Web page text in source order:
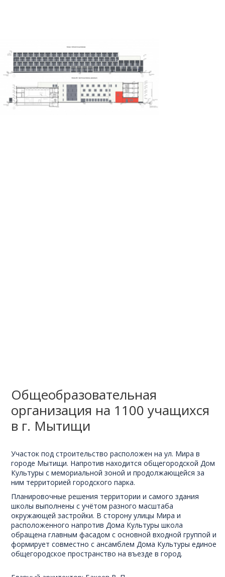
Общеобразовательная
организация на 1100 учащихся
в г. Мытищи
Участок под строительство расположен на ул. Мира в
городе Мытищи. Напротив находится общегородской Дом
Культуры с мемориальной зоной и продолжающейся за
ним территорией городского парка.
Планировочные решения территории и самого здания
школы выполнены с учётом разного масштаба
окружающей застройки. В сторону улицы Мира и
расположенного напротив Дома Культуры школа
обращена главным фасадом с основной входной группой и
формирует совместно с ансамблем Дома Культуры единое
общегородское пространство на въезде в город.